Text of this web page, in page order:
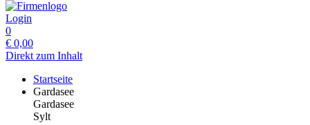
Login
0
€ 0,00
Direkt zum Inhalt
Startseite
Gardasee
Gardasee
Sylt